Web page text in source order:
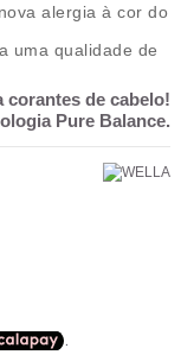
alergia à cor do
uma qualidade de
corantes de cabelo!
Pure Balance.